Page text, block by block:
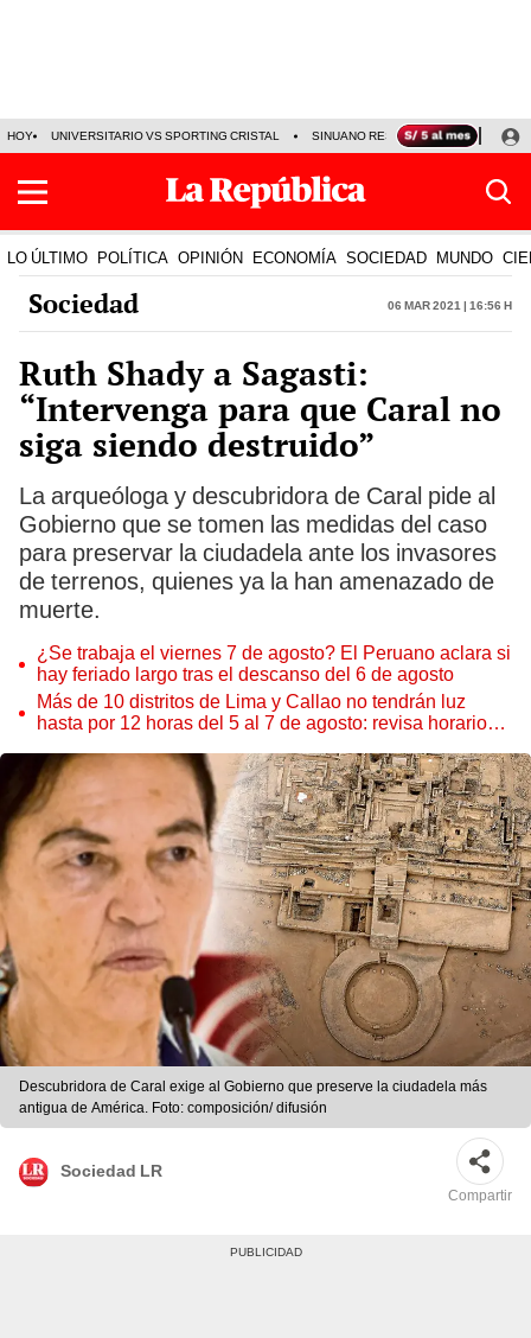
HOY UNIVERSITARIO VS SPORTING CRISTAL SINUANO RESULTADOS HOY
LO ÚLTIMO POLÍTICA OPINIÓN ECONOMÍA SOCIEDAD MUNDO
Sociedad 06 Mar 2021 | 16:56 h
Ruth Shady a Sagasti:
“Intervenga para que Caral no
siga siendo destruido”
La arqueóloga y descubridora de Caral pide al
Gobierno que se tomen las medidas del caso
para preservar la ciudadela ante los invasores
de terrenos, quienes ya la han amenazado de
muerte.
¿Se trabaja el viernes 7 de agosto? El Peruano aclara si
hay feriado largo tras el descanso del 6 de agosto
Más de 10 distritos de Lima y Callao no tendrán luz
hasta por 12 horas del 5 al 7 de agosto: revisa horarios y
Descubridora de Caral exige al Gobierno que preserve la ciudadela más
antigua de América. Foto: composición/ difusión
Sociedad LR
Compartir